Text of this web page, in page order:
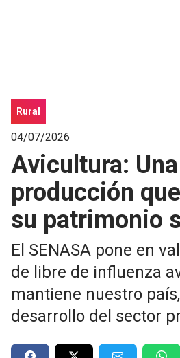
Rural
04/07/2026
Avicultura: Una
producción
su patrimonio
El SENASA pone en
de libre de influenza
mantiene nuestro
desarrollo del sector